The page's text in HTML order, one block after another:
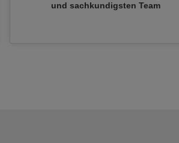
und sachkundigsten Team